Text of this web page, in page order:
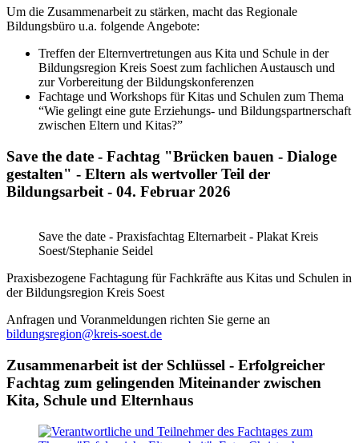
Um die Zusammenarbeit zu stärken, macht das Regionale
Bildungsbüro u.a. folgende Angebote:
Treffen der Elternvertretungen aus Kita und Schule in der
Bildungsregion Kreis Soest zum fachlichen Austausch und
zur Vorbereitung der Bildungskonferenzen
Fachtage und Workshops für Kitas und Schulen zum Thema
“Wie gelingt eine gute Erziehungs- und Bildungspartnerschaft
zwischen Eltern und Kitas?”
Save the date - Fachtag "Brücken bauen - Dialoge
gestalten" - Eltern als wertvoller Teil der
Bildungsarbeit - 04. Februar 2026
Save the date - Praxisfachtag Elternarbeit - Plakat Kreis
Soest/Stephanie Seidel
Praxisbezogene Fachtagung für Fachkräfte aus Kitas und Schulen in
der Bildungsregion Kreis Soest
Anfragen und Voranmeldungen richten Sie gerne an
bildungsregion@​kreis-soest.de
Zusammenarbeit ist der Schlüssel - Erfolgreicher
Fachtag zum gelingenden Miteinander zwischen
Kita, Schule und Elternhaus